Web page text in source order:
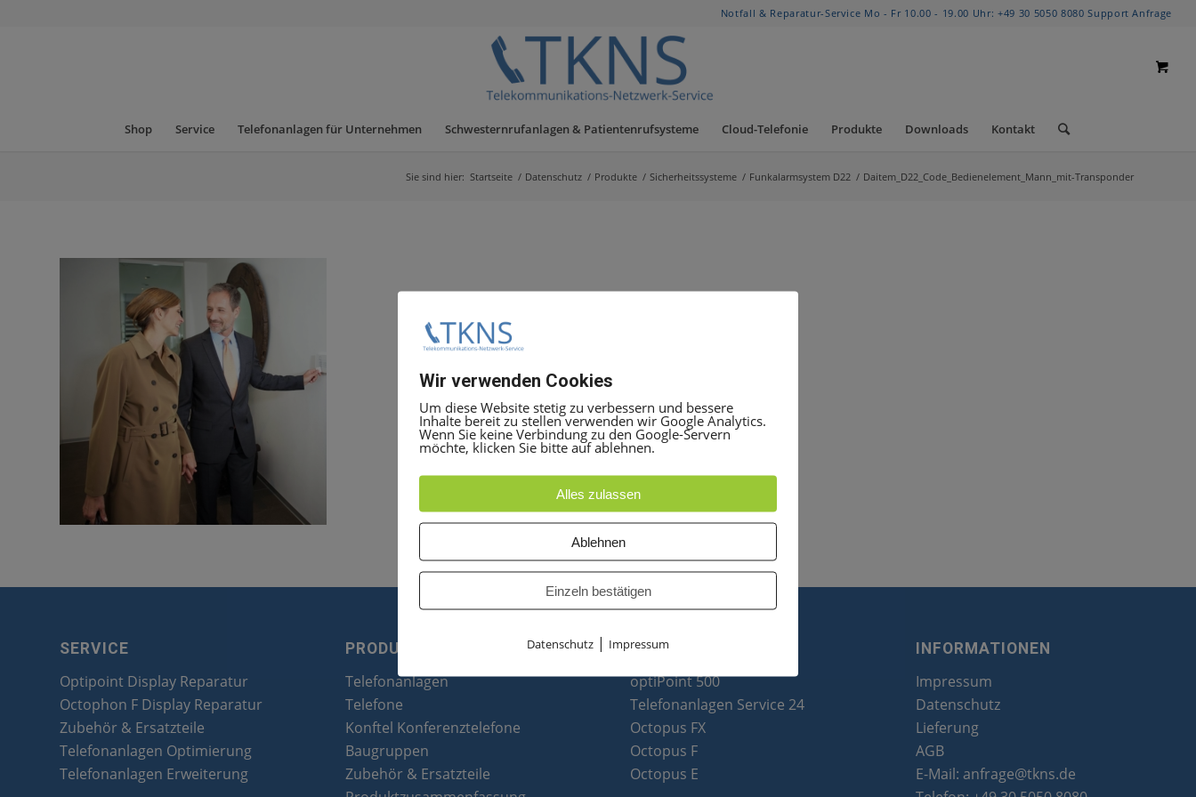
Notfall & Reparatur-Service Mo - Fr 10.00 - 19.00 Uhr: +49 30 5050 8080 Support Anfrage
Shop Service Telefonanlagen für Unternehmen Schwesternrufanlagen & Patientenrufsysteme Cloud-Telefonie Produkte Downloads Kontakt
Sie sind hier: Startseite / Datenschutz / Produkte / Sicherheitssysteme / Funkalarmsystem D22 / Daitem_D22_Code_Bedienelement_Mann_mit-Transponder
SERVICE
Optipoint Display Reparatur
Octophon F Display Reparatur
Zubehör & Ersatzteile
Telefonanlagen Optimierung
Telefonanlagen Erweiterung
PRODUKTE
Telefonanlagen
Telefone
Konftel Konferenztelefone
Baugruppen
Zubehör & Ersatzteile
PARTNER
optiPoint 500
Telefonanlagen Service 24
Octopus FX
Octopus F
Octopus E
INFORMATIONEN
Impressum
Datenschutz
Lieferung
AGB
E-Mail: anfrage@tkns.de
Wir verwenden Cookies
Um diese Website stetig zu verbessern und bessere
Inhalte bereit zu stellen verwenden wir Google Analytics.
Wenn Sie keine Verbindung zu den Google-Servern
möchte, klicken Sie bitte auf ablehnen.
Alles zulassen
Ablehnen
Einzeln bestätigen
Datenschutz | Impressum